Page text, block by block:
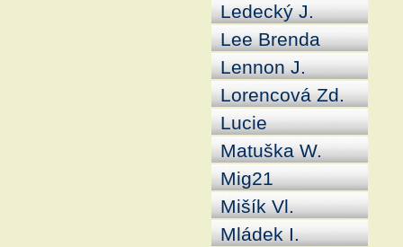
Ledecký J.
Lee Brenda
Lennon J.
Lorencová Zd.
Lucie
Matuška W.
Mig21
Mišík Vl.
Mládek I.